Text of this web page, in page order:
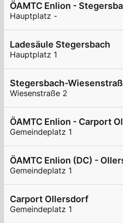
ÖAMTC Enlion -
Hauptplatz -
Ladesäule Stegersbach
Hauptplatz 1
Stegersbach-
Wiesenstraße 2
ÖAMTC Enlion - Carport
Gemeindeplatz 1
ÖAMTC Enlion (DC) -
Gemeindeplatz 1
Carport Ollersdorf
Gemeindeplatz 1